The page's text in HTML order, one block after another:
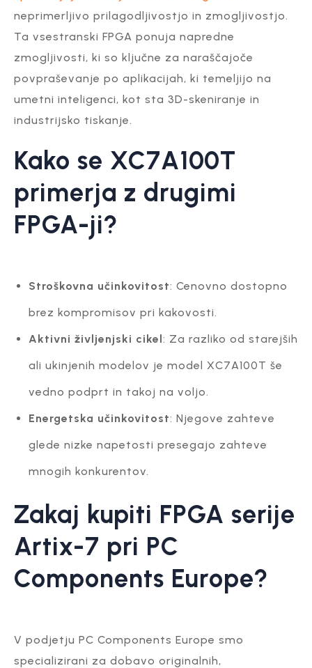
neprimerljivo prilagodljivostjo in zmogljivostjo.
Ta vsestranski FPGA ponuja napredne
zmogljivosti, ki so ključne za naraščajoče
povpraševanje po aplikacijah, ki temeljijo na
umetni inteligenci, kot sta 3D-skeniranje in
industrijsko tiskanje.
Kako se XC7A100T
primerja z drugimi
FPGA-ji?
Stroškovna učinkovitost: Cenovno dostopno
brez kompromisov pri kakovosti.
Aktivni življenjski cikel: Za razliko od starejših
ali ukinjenih modelov je model XC7A100T še
vedno podprt in takoj na voljo.
Energetska učinkovitost: Njegove zahteve
glede nizke napetosti presegajo zahteve
mnogih konkurentov.
Zakaj kupiti FPGA serije
Artix-7 pri PC
Components Europe?
V podjetju PC Components Europe smo
specializirani za dobavo originalnih,